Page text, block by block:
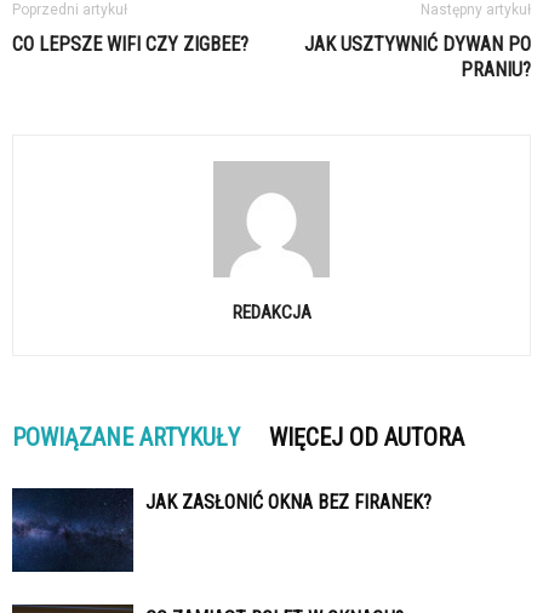
Poprzedni artykuł
CO LEPSZE WIFI CZY ZIGBEE?
Następny artykuł
JAK USZTYWNIĆ DYWAN PO
PRANIU?
REDAKCJA
POWIĄZANE ARTYKUŁY WIĘCEJ OD AUTORA
JAK ZASŁONIĆ OKNA BEZ FIRANEK?